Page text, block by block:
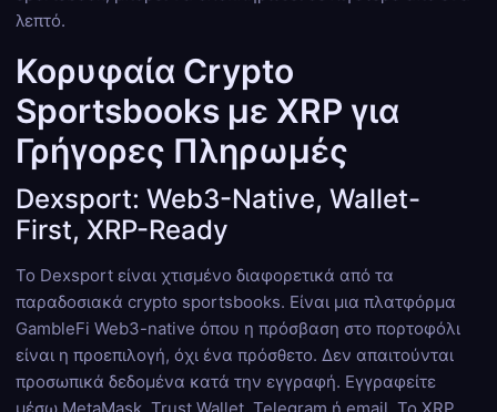
λεπτό.
Κορυφαία Crypto
Sportsbooks με XRP για
Γρήγορες Πληρωμές
Dexsport: Web3-Native, Wallet-
First, XRP-Ready
Το Dexsport είναι χτισμένο διαφορετικά από τα
παραδοσιακά crypto sportsbooks. Είναι μια πλατφόρμα
GambleFi Web3-native όπου η πρόσβαση στο πορτοφόλι
είναι η προεπιλογή, όχι ένα πρόσθετο. Δεν απαιτούνται
προσωπικά δεδομένα κατά την εγγραφή. Εγγραφείτε